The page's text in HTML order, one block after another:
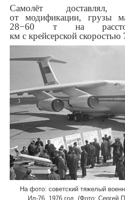
Самолёт
от модификации, грузы
28−60 т на
км с крейсерской
На фото: советский тяжелый
Ил-76, 1976 год. (Фото: Сергей